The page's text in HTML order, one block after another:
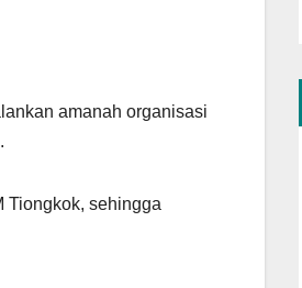
amanah organisasi
Tiongkok, sehingga